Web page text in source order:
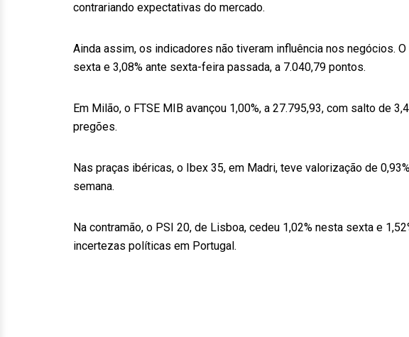
contrariando expectativas do mercado.
Ainda assim, os indicadores não tiveram influência nos negócios.
sexta e 3,08% ante sexta-feira passada, a 7.040,79 pontos.
Em Milão, o FTSE MIB avançou 1,00%, a 27.795,93, com salto de
pregões.
Nas praças ibéricas, o Ibex 35, em Madri, teve valorização de
semana.
Na contramão, o PSI 20, de Lisboa, cedeu 1,02% nesta sexta e
incertezas políticas em Portugal.